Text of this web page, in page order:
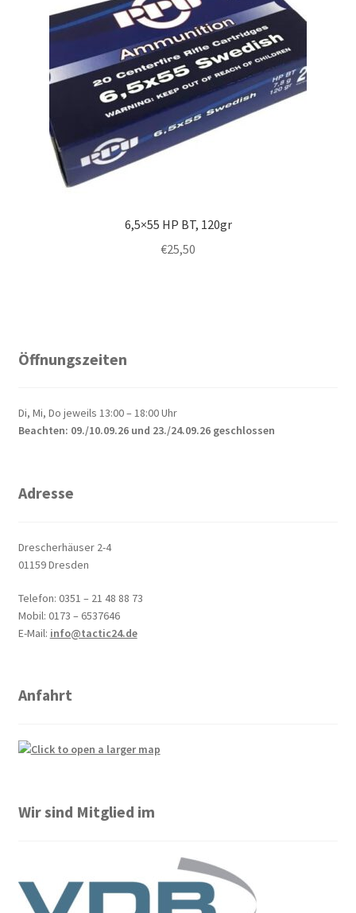
6,5×55 HP BT, 120gr
€25,50
Öffnungszeiten
Di, Mi, Do jeweils 13:00 – 18:00 Uhr
Beachten: 09./10.09.26 und 23./24.09.26 geschlossen
Adresse
Drescherhäuser 2-4
01159 Dresden
Telefon: 0351 – 21 48 88 73
Mobil: 0173 – 6537646
E-Mail: info@tactic24.de
Anfahrt
Wir sind Mitglied im